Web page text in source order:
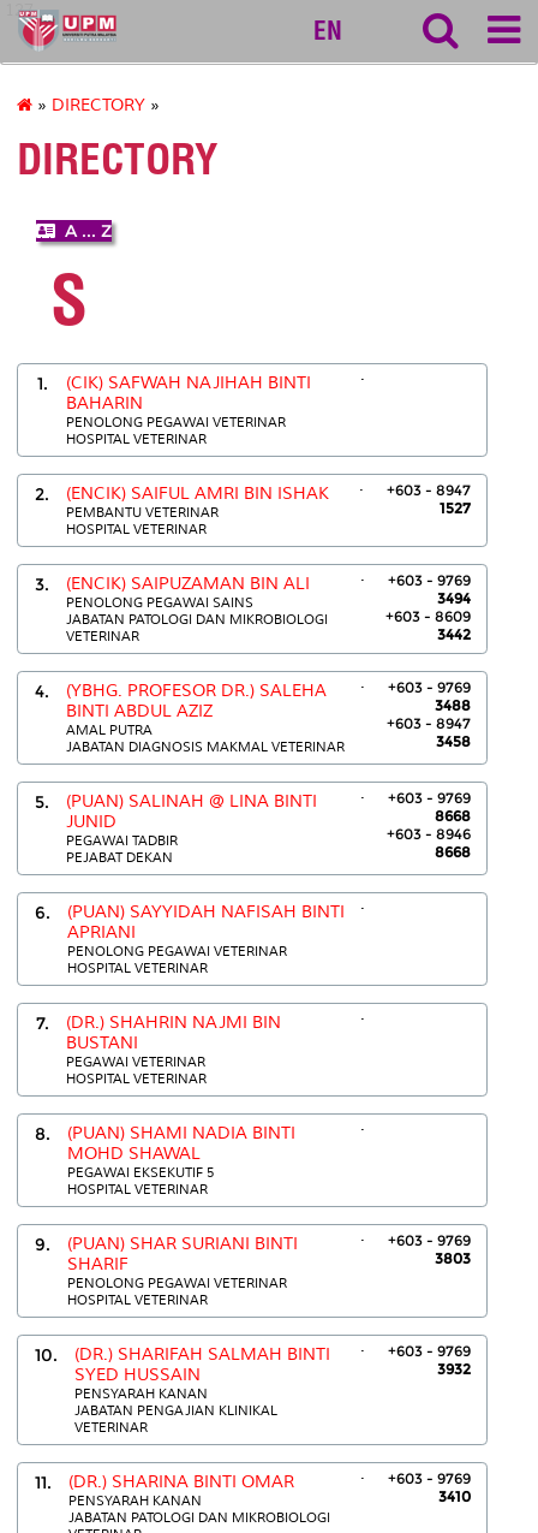
127
EN
» DIRECTORY »
DIRECTORY
A ... Z
S
1.
(CIK) SAFWAH NAJIHAH BINTI
BAHARIN
PENOLONG PEGAWAI VETERINAR
HOSPITAL VETERINAR
.
2. (ENCIK) SAIFUL AMRI BIN ISHAK
PEMBANTU VETERINAR
HOSPITAL VETERINAR
.
+603 - 8947
1527
3. (ENCIK) SAIPUZAMAN BIN ALI
PENOLONG PEGAWAI SAINS
JABATAN PATOLOGI DAN MIKROBIOLOGI
VETERINAR
.
+603 - 9769
3494
+603 - 8609
3442
4.
(YBHG. PROFESOR DR.) SALEHA
BINTI ABDUL AZIZ
AMAL PUTRA
JABATAN DIAGNOSIS MAKMAL VETERINAR
.
+603 - 9769
3488
+603 - 8947
3458
5.
(PUAN) SALINAH @ LINA BINTI
JUNID
PEGAWAI TADBIR
PEJABAT DEKAN
.
+603 - 9769
8668
+603 - 8946
8668
6.
(PUAN) SAYYIDAH NAFISAH BINTI
APRIANI
PENOLONG PEGAWAI VETERINAR
HOSPITAL VETERINAR
.
7.
(DR.) SHAHRIN NAJMI BIN
BUSTANI
PEGAWAI VETERINAR
HOSPITAL VETERINAR
.
8.
(PUAN) SHAMI NADIA BINTI
MOHD SHAWAL
PEGAWAI EKSEKUTIF 5
HOSPITAL VETERINAR
.
9.
(PUAN) SHAR SURIANI BINTI
SHARIF
PENOLONG PEGAWAI VETERINAR
HOSPITAL VETERINAR
.
+603 - 9769
3803
10.
(DR.) SHARIFAH SALMAH BINTI
SYED HUSSAIN
PENSYARAH KANAN
JABATAN PENGAJIAN KLINIKAL
VETERINAR
.
+603 - 9769
3932
11. (DR.) SHARINA BINTI OMAR
PENSYARAH KANAN
JABATAN PATOLOGI DAN MIKROBIOLOGI
.
+603 - 9769
3410